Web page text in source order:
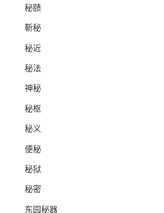
秘赜
靳秘
秘近
秘法
神秘
秘枢
秘义
便秘
秘狱
秘密
东园秘器